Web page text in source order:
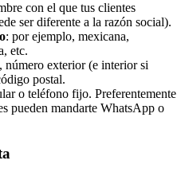
con el que tus clientes
ser diferente a la razón social).
: por ejemplo, mexicana,
etc.
número exterior (e interior si
postal.
o teléfono fijo. Preferentemente
pueden mandarte WhatsApp o